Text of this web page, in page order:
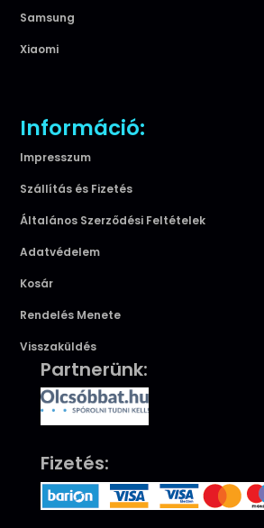
Samsung
Xiaomi
Információ:
Impresszum
Szállítás és Fizetés
Általános Szerződési Feltételek
Adatvédelem
Kosár
Rendelés Menete
Visszaküldés
Partnerünk:
Fizetés: